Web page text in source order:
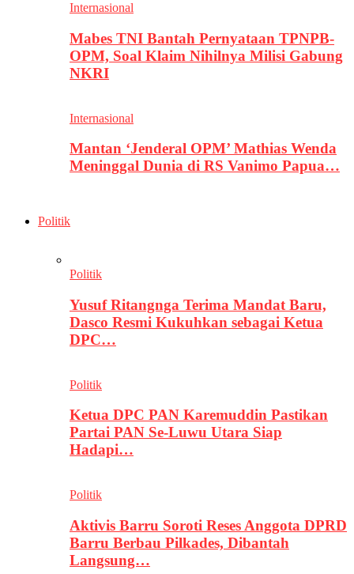
Internasional
Mabes TNI Bantah Pernyataan TPNPB-
OPM, Soal Klaim Nihilnya Milisi Gabung
NKRI
Internasional
Mantan ‘Jenderal OPM’ Mathias Wenda
Meninggal Dunia di RS Vanimo Papua…
Politik
Politik
Yusuf Ritangnga Terima Mandat Baru,
Dasco Resmi Kukuhkan sebagai Ketua
DPC…
Politik
Ketua DPC PAN Karemuddin Pastikan
Partai PAN Se-Luwu Utara Siap
Hadapi…
Politik
Aktivis Barru Soroti Reses Anggota DPRD
Barru Berbau Pilkades, Dibantah
Langsung…